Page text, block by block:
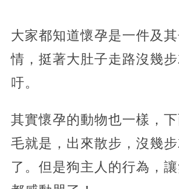
大家都知道懷孕是一件及
情，挺著大肚子走路沒幾
吁。
其實懷孕的動物也一樣，
毛就是，出來散步，沒幾
了。但是狗主人的行為，